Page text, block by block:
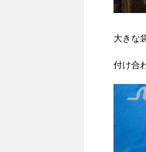
大きな
付け合